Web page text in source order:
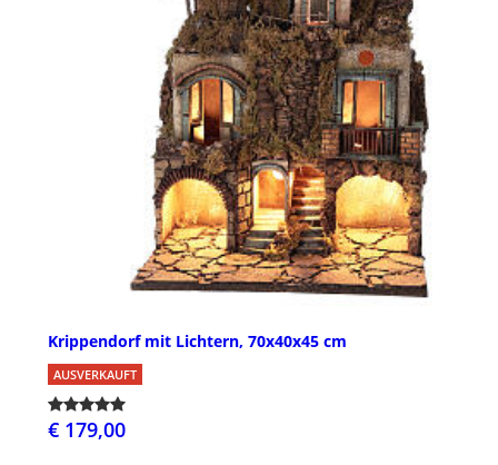
Krippendorf mit Lichtern, 70x40x45 cm
AUSVERKAUFT
€ 179,00